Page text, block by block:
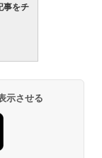
事をチ
示させる